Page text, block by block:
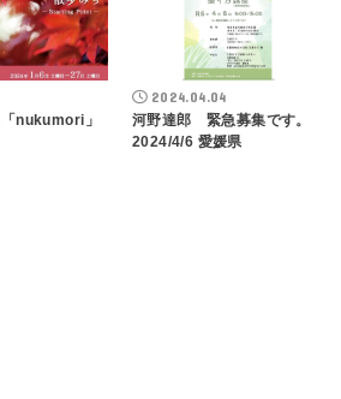
nukumori」
2024.04.04
河野達郎 緊急募集です。
2024/4/6 愛媛県